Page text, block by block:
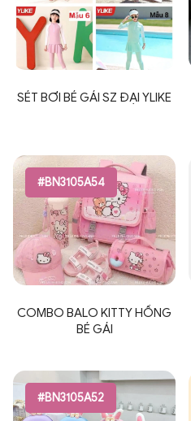
SÉT BƠI BÉ GÁI SZ ĐẠI YLIKE
#BN3105A54
COMBO BALO KITTY HỒNG
BÉ GÁI
#BN3105A52